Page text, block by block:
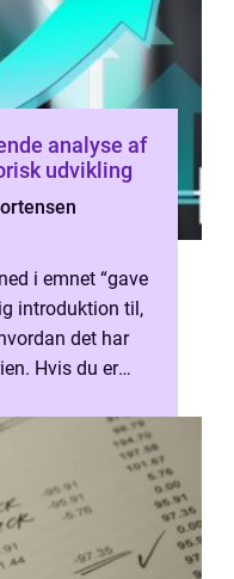
analyse af
udvikling
i emnet “gave
introduktion til,
det har
Hvis du er